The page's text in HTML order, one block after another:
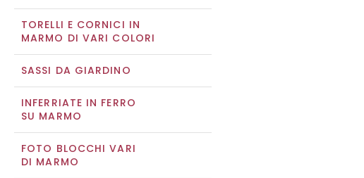
TORELLI E CORNICI IN
MARMO DI VARI COLORI
SASSI DA GIARDINO
INFERRIATE IN FERRO
SU MARMO
FOTO BLOCCHI VARI
DI MARMO